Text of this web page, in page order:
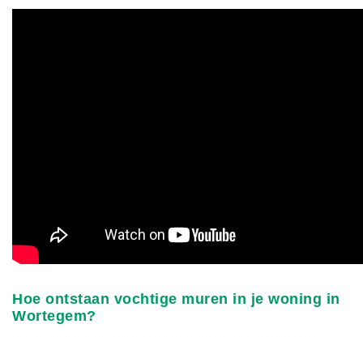
Hoe ontstaan vochtige muren in je woning in
Wortegem?